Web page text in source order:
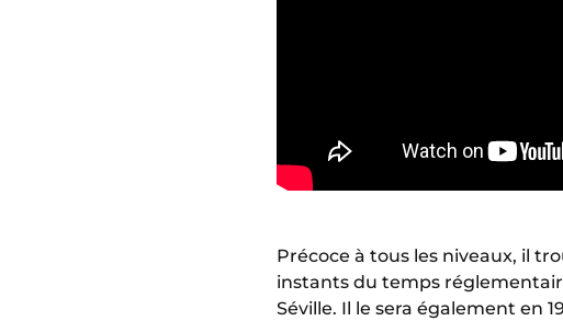
Précoce à tous les niveaux, il
instants du temps
Séville. Il le sera également en